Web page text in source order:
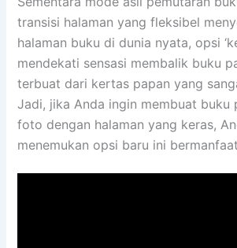
transisi halaman yang fleksibel
halaman buku di dunia nyata, opsi
mendekati sensasi membalik buku
terbuat dari kertas papan yang
Jadi, jika Anda ingin membuat buku
foto dengan halaman yang keras,
menemukan opsi baru ini